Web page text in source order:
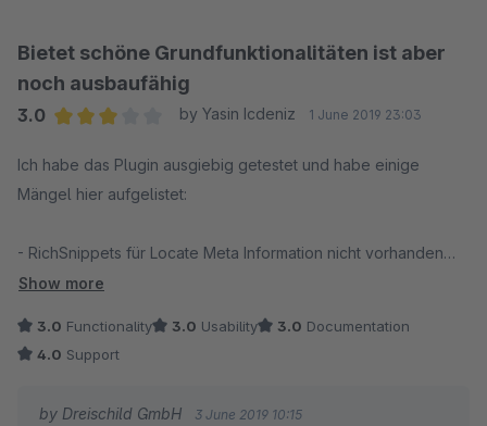
Bietet schöne Grundfunktionalitäten ist aber
noch ausbaufähig
3.0
by Yasin Icdeniz 1 June 2019 23:03
Ich habe das Plugin ausgiebig getestet und habe einige
Mängel hier aufgelistet:
- RichSnippets für Locate Meta Information nicht vorhanden
- Aggregate Ratings für Kategorien wäre super
Programm zur Bewerbung)
Show more
3.0 Functionality 3.0 Usability 3.0 Documentation
4.0 Support
by Dreischild GmbH 3 June 2019 10:15